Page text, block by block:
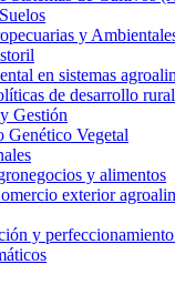
y
en sistemas
de desarrollo rural
Gestión
Genético Vegetal
y alimentos
exterior
y